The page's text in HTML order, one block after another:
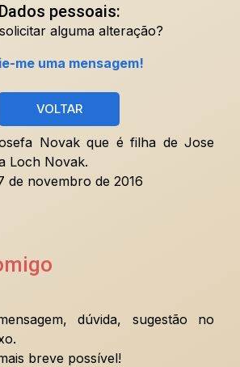
Dados pessoais:
alguma alteração?
me uma mensagem!
VOLTAR
Novak que é filha de Jose
Loch Novak.
de novembro de 2016
dúvida, sugestão no
breve possível!